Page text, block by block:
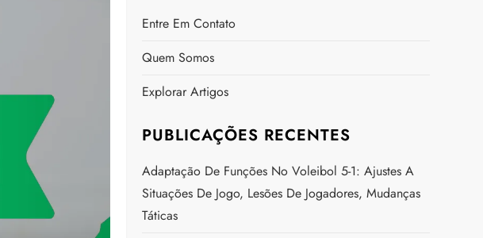
Entre Em Contato
Quem Somos
Explorar Artigos
PUBLICAÇÕES RECENTES
Adaptação De Funções No Voleibol 5-1: Ajustes A
Situações De Jogo, Lesões De Jogadores, Mudanças
Táticas